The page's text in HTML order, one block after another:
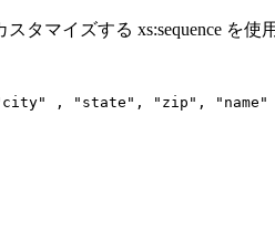
タマイズする xs:sequence を
, "state", "zip", "name"